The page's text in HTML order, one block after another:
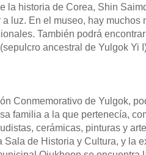
la historia de Corea, Shin
a luz. En el museo, hay muchos
También podrá
ancestral de Yulgok Yi
Conmemorativo de Yulgok,
familia a la que pertenecía,
cerámicas, pinturas y
Sala de Historia y Cultura, y la